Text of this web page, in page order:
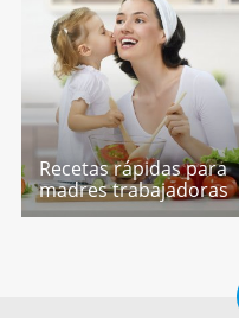
Recetas rápidas para
madres trabajadoras